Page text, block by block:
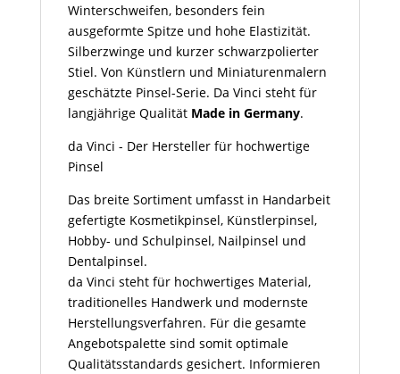
Winterschweifen, besonders fein
ausgeformte Spitze und hohe Elastizität.
Silberzwinge und kurzer schwarzpolierter
Stiel. Von Künstlern und Miniaturenmalern
geschätzte Pinsel-Serie. Da Vinci steht für
langjährige Qualität Made in Germany.
da Vinci - Der Hersteller für hochwertige
Pinsel
Das breite Sortiment umfasst in Handarbeit
gefertigte Kosmetikpinsel, Künstlerpinsel,
Hobby- und Schulpinsel, Nailpinsel und
Dentalpinsel.
da Vinci steht für hochwertiges Material,
traditionelles Handwerk und modernste
Herstellungsverfahren. Für die gesamte
Angebotspalette sind somit optimale
Qualitätsstandards gesichert. Informieren